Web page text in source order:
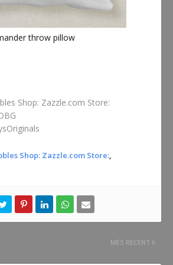
throw pillow
Shop: Zazzle.com Store:
Shop: Zazzle.com Store:
MÉS RECENT